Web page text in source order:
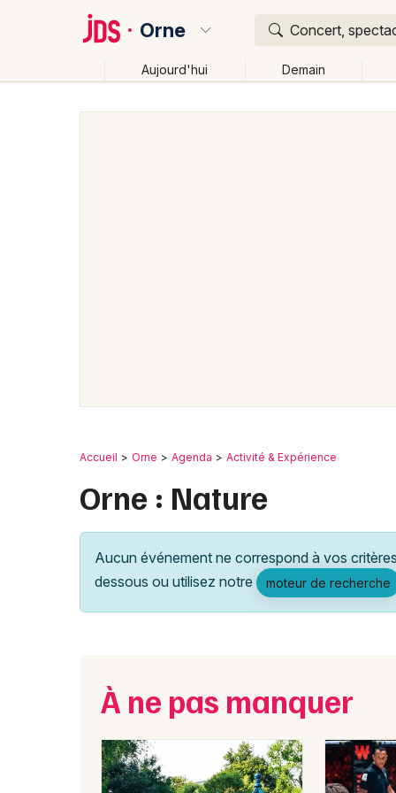
Orne Concert,
Aujourd'hui Demain
Accueil Orne Agenda Activité & Expérience
Orne : Nature
Aucun événement ne correspond à vos
dessous ou utilisez notre
moteur de recherche
À ne pas manquer